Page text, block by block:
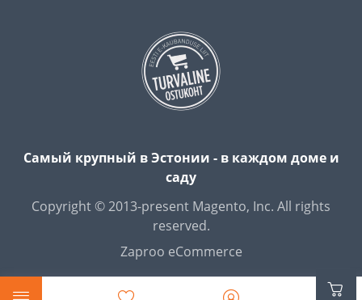
Самый крупный в Эстонии - в каждом доме и
саду
Copyright © 2013-present Magento, Inc. All rights
reserved.
Zaproo eCommerce